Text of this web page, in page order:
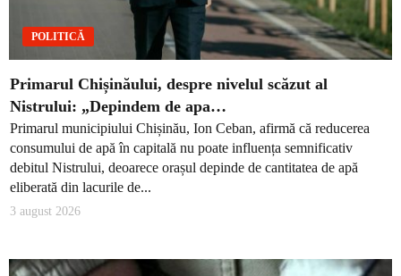
POLITICĂ
Primarul Chișinăului, despre nivelul scăzut al
Nistrului: „Depindem de apa…
Primarul municipiului Chișinău, Ion Ceban, afirmă că reducerea
consumului de apă în capitală nu poate influența semnificativ
debitul Nistrului, deoarece orașul depinde de cantitatea de apă
eliberată din lacurile de...
3 august 2026